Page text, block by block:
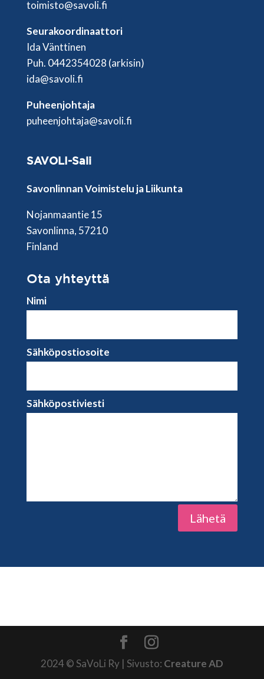
toimisto@savoli.fi
Seurakoordinaattori
Ida Vänttinen
Puh. 0442354028 (arkisin)
ida@savoli.fi
Puheenjohtaja
puheenjohtaja@savoli.fi
SAVOLI-Sali
Savonlinnan Voimistelu ja Liikunta
Nojanmaantie 15
Savonlinna, 57210
Finland
Ota yhteyttä
Nimi
Sähköpostiosoite
Sähköpostiviesti
Lähetä
2024 © SaVoLi Ry | Sivusto: Creature AD